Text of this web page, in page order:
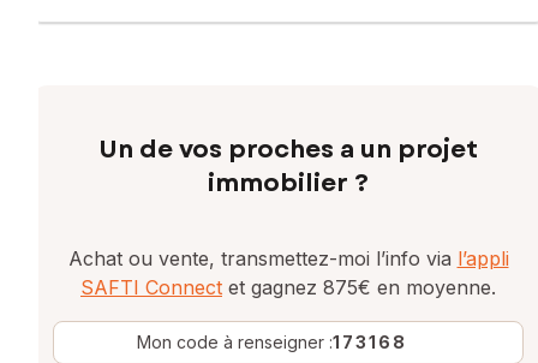
Un de vos proches a un projet
immobilier ?
Achat ou vente, transmettez-moi l’info via l’appli
SAFTI Connect et gagnez 875€ en moyenne.
Mon code à renseigner :173168